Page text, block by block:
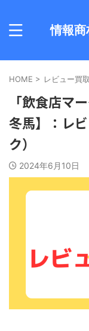
情報
HOME > レビュー買取
「飲食店マ
冬馬】：レ
ク）
2024年6月10日